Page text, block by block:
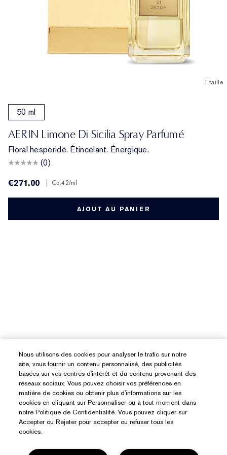
1 taille
50 ml
AERIN Limone Di Sicilia Spray Parfumé
Floral hespéridé. Étincelant. Énergique.
(0)
€271.00
€5.42/ml
AJOUT AU PANIER
Nous utilisons des cookies pour analyser le trafic sur notre
site, vous fournir un contenu personnalisé, des publicités
basées sur vos centres d'intérêt et du contenu provenant des
réseaux sociaux. Vous pouvez choisir vos préférences en
matière de cookies ou obtenir plus d'informations sur les
cookies en cliquant sur Personnaliser ou à tout moment dans
notre Politique de Confidentialité. Vous pouvez cliquer sur
Accepter ou Rejeter pour accepter ou refuser tous les
cookies.